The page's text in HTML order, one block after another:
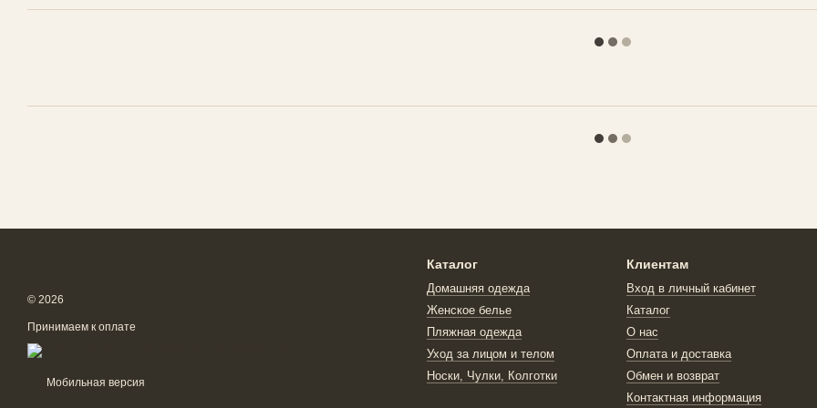
© 2026
Принимаем к оплате
Мобильная версия
Каталог
Домашняя одежда
Женское белье
Пляжная одежда
Уход за лицом и телом
Носки, Чулки, Колготки
Клиентам
Вход в личный кабинет
Каталог
О нас
Оплата и доставка
Обмен и возврат
Контактная информация